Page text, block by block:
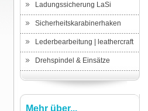
Ladungssicherung LaSi
Sicherheitskarabinerhaken
Lederbearbeitung | leathercraft
Drehspindel & Einsätze
Mehr über...